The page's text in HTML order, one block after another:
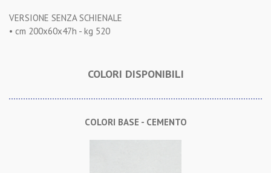
VERSIONE SENZA SCHIENALE
• cm 200x60x47h - kg 520
COLORI DISPONIBILI
COLORI BASE - CEMENTO